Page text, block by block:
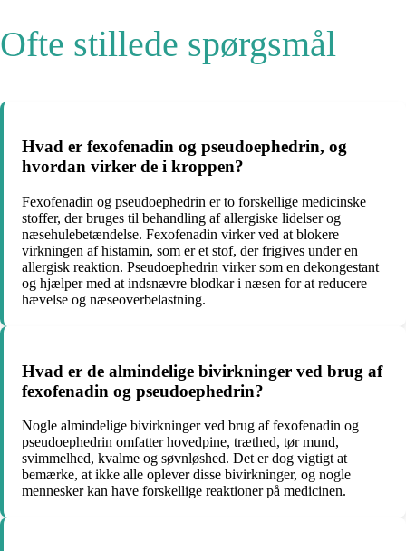
Ofte stillede spørgsmål
Hvad er fexofenadin og pseudoephedrin, og
hvordan virker de i kroppen?
Fexofenadin og pseudoephedrin er to forskellige medicinske
stoffer, der bruges til behandling af allergiske lidelser og
næsehulebetændelse. Fexofenadin virker ved at blokere
virkningen af histamin, som er et stof, der frigives under en
allergisk reaktion. Pseudoephedrin virker som en dekongestant
og hjælper med at indsnævre blodkar i næsen for at reducere
hævelse og næseoverbelastning.
Hvad er de almindelige bivirkninger ved brug af
fexofenadin og pseudoephedrin?
Nogle almindelige bivirkninger ved brug af fexofenadin og
pseudoephedrin omfatter hovedpine, træthed, tør mund,
svimmelhed, kvalme og søvnløshed. Det er dog vigtigt at
bemærke, at ikke alle oplever disse bivirkninger, og nogle
mennesker kan have forskellige reaktioner på medicinen.